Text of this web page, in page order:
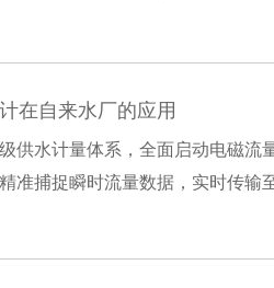
在自来水厂的应用
供水计量体系，全面启动电磁流
准捕捉瞬时流量数据，实时传